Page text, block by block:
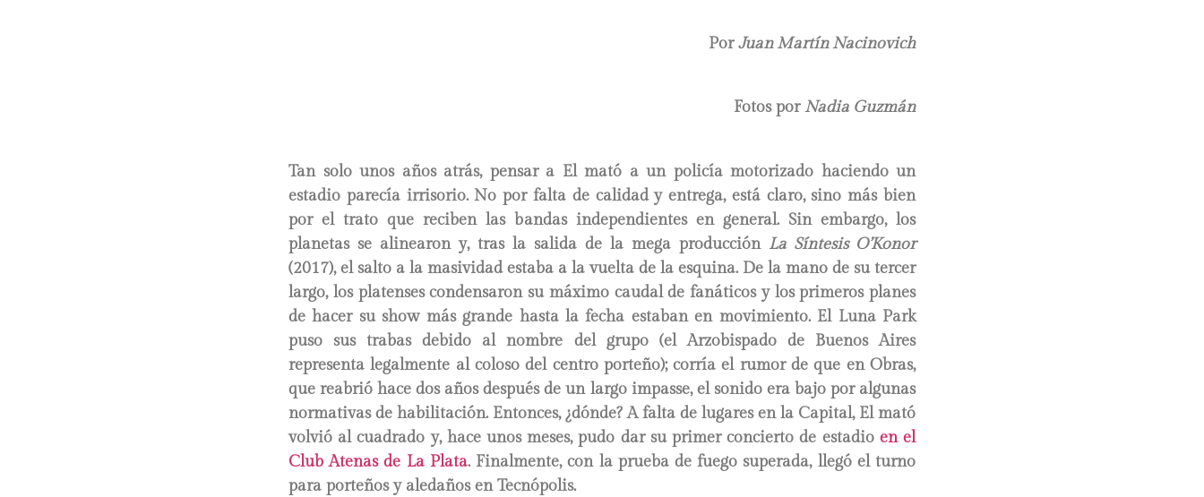
PorJuan Martín Nacinovich
Fotos porNadia Guzmán
Tan solo unos años atrás, pensar a El mató a un policía motorizado haciendo un
estadio parecía irrisorio. No por falta de calidad y entrega, está claro, sino más bien
por el trato que reciben las bandas independientes en general. Sin embargo, los
planetas se alinearon y, tras la salida de la mega producción La Síntesis O’Konor
(2017), el salto a la masividad estaba a la vuelta de la esquina. De la mano de su tercer
largo, los platenses condensaron su máximo caudal de fanáticos y los primeros planes
de hacer su show más grande hasta la fecha estaban en movimiento. El Luna Park
puso sus trabas debido al nombre del grupo (el Arzobispado de Buenos Aires
representa legalmente al coloso del centro porteño); corría el rumor de que en Obras,
que reabrió hace dos años después de un largo impasse, el sonido era bajo por algunas
normativas de habilitación. Entonces, ¿dónde? A falta de lugares en la Capital, El mató
volvió al cuadrado y, hace unos meses, pudo dar su primer concierto de estadio en el
Club Atenas de La Plata. Finalmente, con la prueba de fuego superada, llegó el turno
para porteños y aledaños en Tecnópolis.